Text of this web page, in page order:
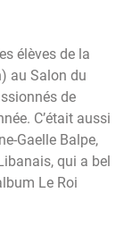
élèves de la
au Salon du
de
C’était aussi
Gaelle Balpe,
qui a bel
Le Roi